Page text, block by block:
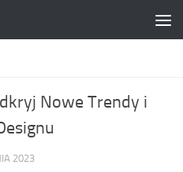
Nowe Trendy i
2023